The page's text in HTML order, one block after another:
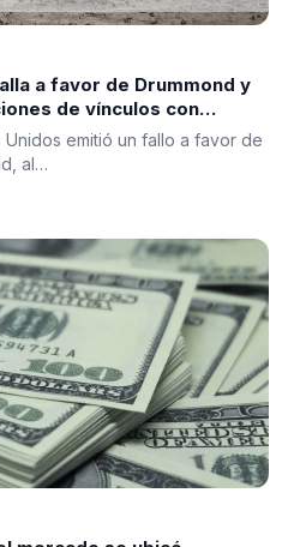
a favor de Drummond y
de vínculos con
emitió un fallo a favor de
al…